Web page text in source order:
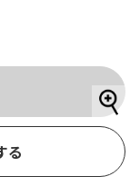
る